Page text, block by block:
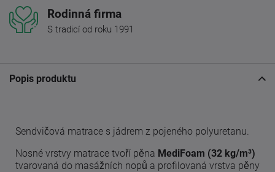
Rodinná firma
S tradicí od roku 1991
Popis produktu
Sendvičová matrace s jádrem z pojeného polyuretanu.
Nosné vrstvy matrace tvoří pěna MediFoam (32 kg/m³)
tvarovaná do masážních nopů a profilovaná vrstva pěny